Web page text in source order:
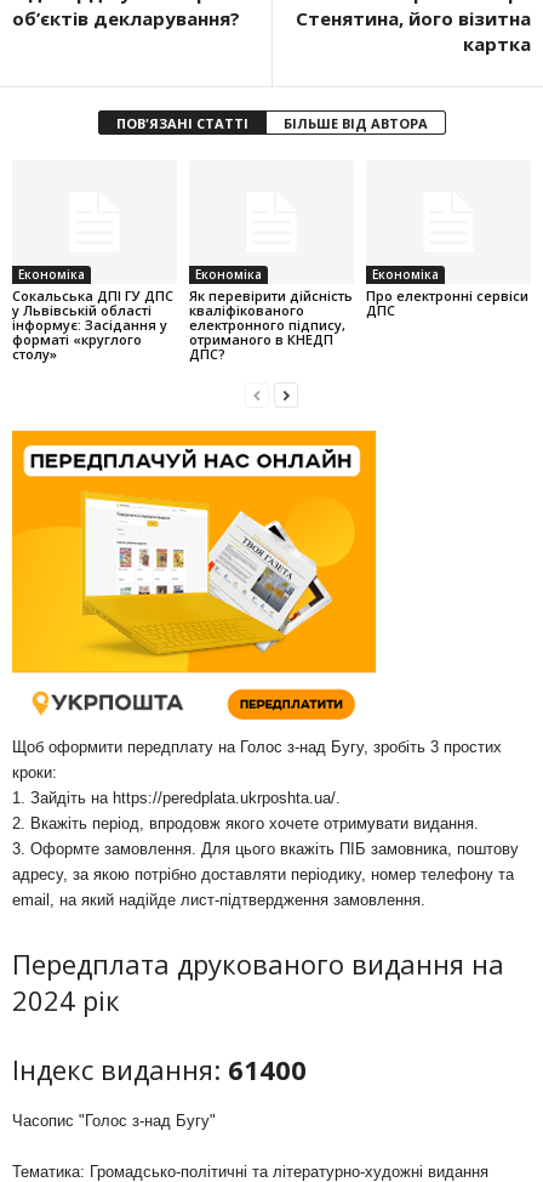
об’єктів декларування?
Стенятина, його візитна
картка
ПОВ'ЯЗАНІ СТАТТІ БІЛЬШЕ ВІД АВТОРА
Економіка
Cокальська ДПІ ГУ ДПС
у Львівській області
інформує: Засідання у
форматі «круглого
столу»
Економіка
Як перевірити дійсність
кваліфікованого
електронного підпису,
отриманого в КНЕДП
ДПС?
Економіка
Про електронні сервіси
ДПС
Щоб оформити передплату на Голос з-над Бугу, зробіть 3 простих
кроки:
1. Зайдіть на https://peredplata.ukrposhta.ua/
2. Вкажіть період, впродовж якого хочете отримувати видання.
3. Оформте замовлення. Для цього вкажіть ПІБ замовника, поштову
адресу, за якою потрібно доставляти періодику, номер телефону та
email, на який надійде лист-підтвердження замовлення.
Передплата друкованого видання на
2024 рік
Індекс видання: 61400
Часопис "Голос з-над Бугу"
Тематика: Громадсько-політичні та літературно-художні видання